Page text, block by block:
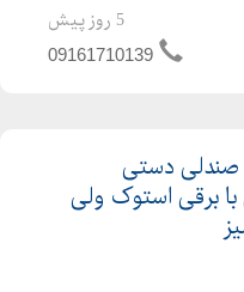
نمایندگی ایران خودرو
دیزل کد ۷۲۷ سید حسین نورافشان
5 روز پیش
09161710139
دستی
برقی استوک ولی